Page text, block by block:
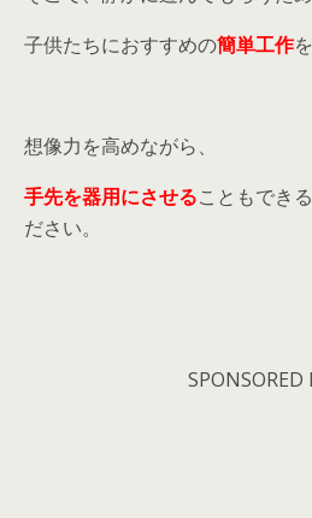
子供たちにおすすめの簡単工作
想像力を高めながら、
手先を器用にさせることもでき
ださい。
SPONSORED